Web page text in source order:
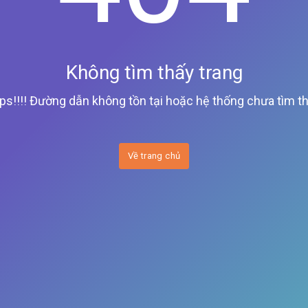
Không tìm thấy trang
Đường dẫn không tồn tại hoặc hệ thống chưa tìm
Về trang chủ